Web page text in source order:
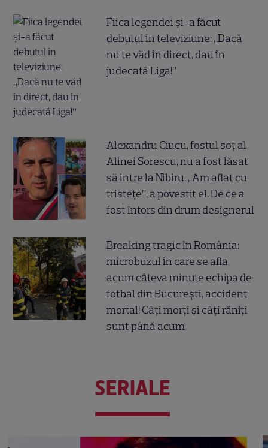
Fiica legendei și-a făcut
debutul în televiziune: „Dacă
nu te văd în direct, dau în
judecată Liga!”
Alexandru Ciucu, fostul soț al
Alinei Sorescu, nu a fost lăsat
să intre la Nibiru. „Am aflat cu
tristețe”, a povestit el. De ce a
fost întors din drum designerul
Breaking tragic în România:
microbuzul în care se afla
acum câteva minute echipa de
fotbal din București, accident
mortal! Câți morți și câți răniți
sunt până acum
SERIALE